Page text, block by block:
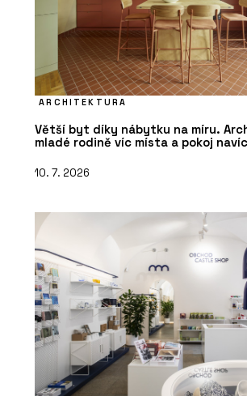
ARCHITEKTURA
Větší byt díky nábytku na míru.
mladé rodině víc místa a pokoj navíc
10. 7. 2026